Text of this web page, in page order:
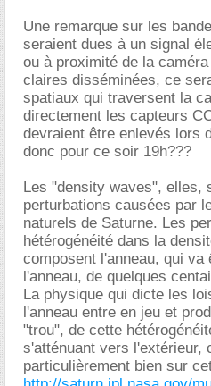
Une remarque sur les
seraient dues à un signal
ou à proximité de la
claires disséminées, ce
spatiaux qui traversent la
directement les capteurs
devraient être enlevés lors
donc pour ce soir 19h???
Les "density waves", elles,
perturbations causées par
naturels de Saturne. Les
hétérogénéité dans la
composent l'anneau, qui va
l'anneau, de quelques
La physique qui dicte les
l'anneau entre en jeu et
"trou", de cette
s'atténuant vers l'extérieur,
particulièrement bien sur